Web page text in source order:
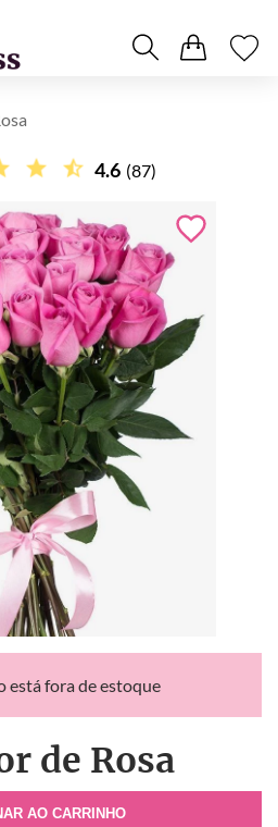
4.6 (87)
está fora de estoque
de Rosa
AO CARRINHO